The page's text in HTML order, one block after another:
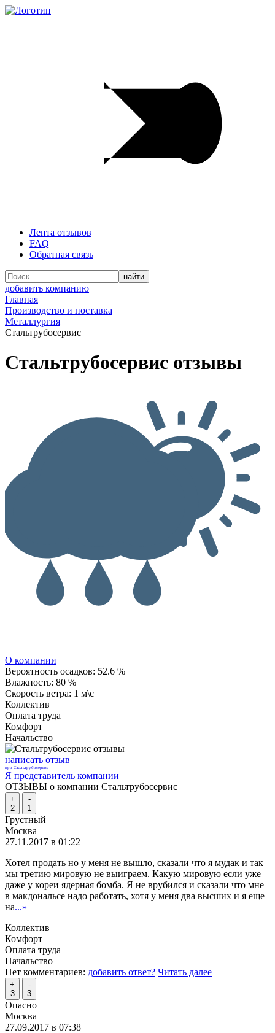
Лента отзывов
FAQ
Обратная связь
добавить компанию
Главная
Производство и поставка
Металлургия
Стальтрубосервис
Стальтрубосервис отзывы
О компании
Вероятность осадков: 52.6 %
Влажность: 80 %
Скорость ветра: 1 м\с
Коллектив
Оплата труда
Комфорт
Начальство
написать отзыв
про Стальтрубосервис
Я представитель компании
ОТЗЫВЫ о компании Стальтрубосервис
+
2
-
1
Грустный
Москва
27.11.2017 в 01:22
Хотел продать но у меня не вышло, сказали что я мудак и так
мы третию мировую не выиграем. Какую мировую если уже
даже у кореи ядерная бомба. Я не врубился и сказали что мне
в макдональсе надо работать, хотя у меня два высших и я еще
на...»
Коллектив
Комфорт
Оплата труда
Начальство
Нет комментариев: добавить ответ? Читать далее
+
3
-
3
Опасно
Москва
27.09.2017 в 07:38